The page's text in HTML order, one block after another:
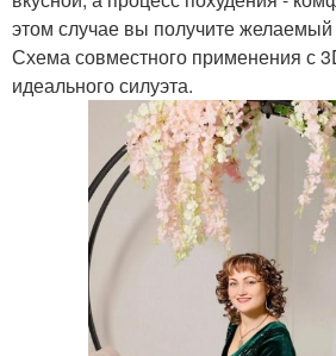
этом случае вы получите желаемый
Схема совместного применения с
идеального силуэта.